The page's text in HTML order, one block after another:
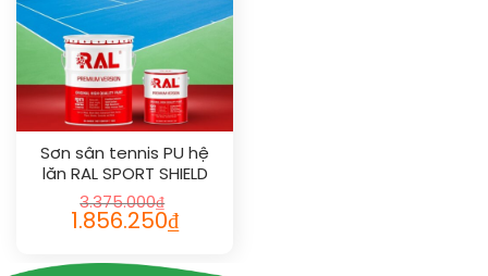
Sơn sân tennis PU hệ
lăn RAL SPORT SHIELD
1020
3.375.000₫
1.856.250₫